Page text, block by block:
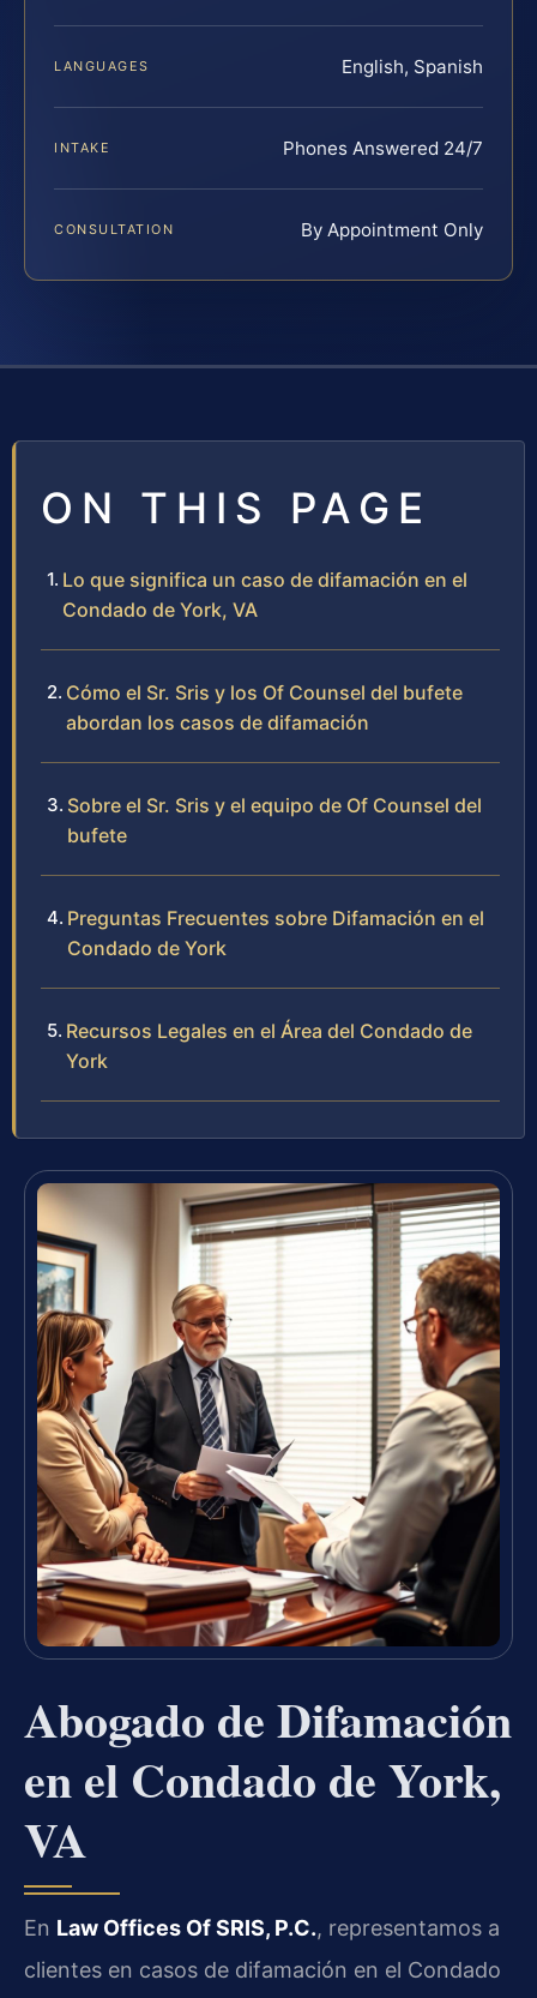
LANGUAGES English, Spanish
INTAKE Phones Answered 24/7
CONSULTATION By Appointment Only
ON THIS PAGE
Lo que significa un caso de difamación en el
Condado de York, VA
Cómo el Sr. Sris y los Of Counsel del bufete
abordan los casos de difamación
Sobre el Sr. Sris y el equipo de Of Counsel del
bufete
Preguntas Frecuentes sobre Difamación en el
Condado de York
Recursos Legales en el Área del Condado de
York
Abogado de Difamación
en el Condado de York,
VA
En Law Offices Of SRIS, P.C., representamos a
clientes en casos de difamación en el Condado